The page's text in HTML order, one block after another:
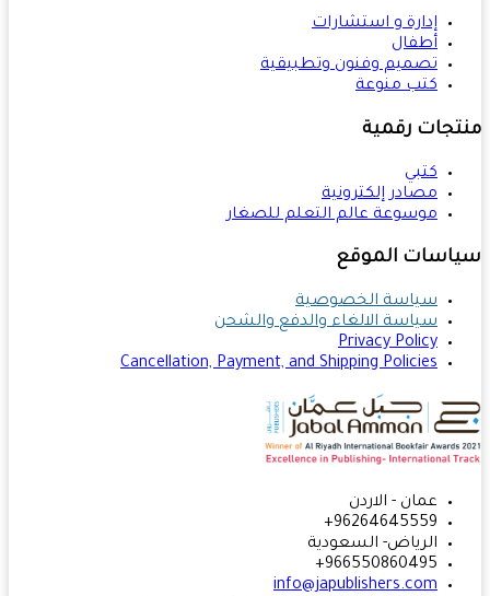
إدارة و استشارات
أطفال
تصميم وفنون وتطبيقية
كتب منوعة
رقمية
كتبي
مصادر إلكترونية
موسوعة عالم التعلم للصغار
الموقع
سياسة الخصوصية
سياسة الالغاء والدفع والشحن
Privacy Policy
Cancellation, Payment, and Shipping Policies
عمان - الاردن
96264645559+
الرياض- السعودية
966550860495+
info@japublishers.com